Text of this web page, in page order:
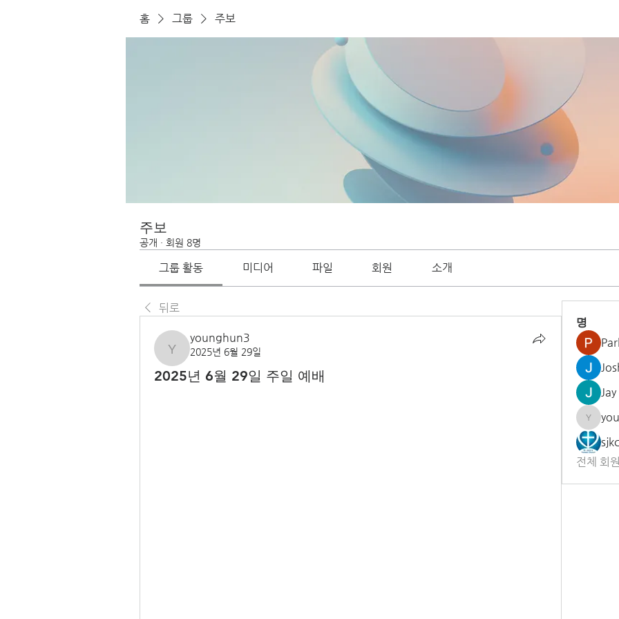
홈 그룹 주보
주보
공개 · 회원 8명
그룹 활동 미디어 파일 회원 소개
뒤로
younghun3
younghun3
2025년 6월 29일
2025년 6월 29일 주일 예배
명
전체 회